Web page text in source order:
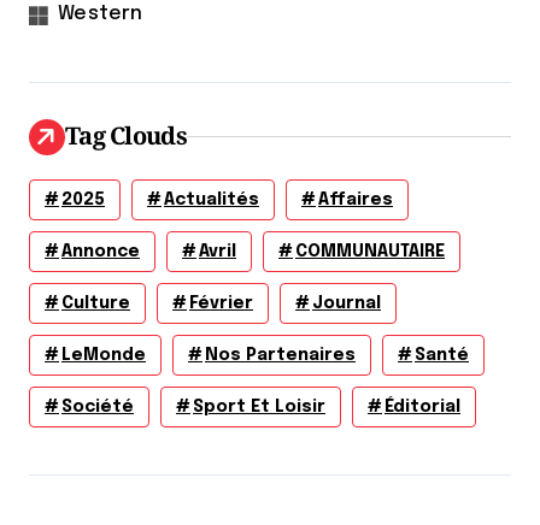
Western
Tag Clouds
2025 Actualités Affaires
Annonce Avril COMMUNAUTAIRE
Culture Février Journal
LeMonde Nos Partenaires Santé
Société Sport Et Loisir Éditorial